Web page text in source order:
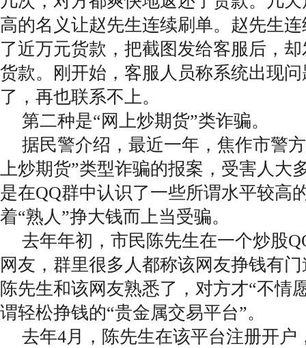
高的名义让赵先生连续刷单。赵先生
了近万元货款，把截图发给客服后，
货款。刚开始，客服人员称系统出现
了，再也联系不上。
第二种是“网上炒期货”类诈骗。
据民警介绍，最近一年，焦作市警
上炒期货”类型诈骗的报案，受害人大
是在QQ群中认识了一些所谓水平较高
着“熟人”挣大钱而上当受骗。
去年年初，市民陈先生在一个炒股
网友，群里很多人都称该网友挣钱有
陈先生和该网友熟悉了，对方才“不情
谓轻松挣钱的“贵金属交易平台”。
去年4月，陈先生在该平台注册开户